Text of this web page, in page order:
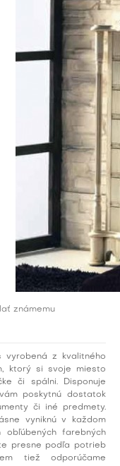
známemu
vyrobená z kvalitného
ktorý si svoje miesto
či spálni. Disponuje
poskytnú dostatok
či iné predmety.
vyniknú v každom
farebných
presne podľa potrieb
tiež odporúčame